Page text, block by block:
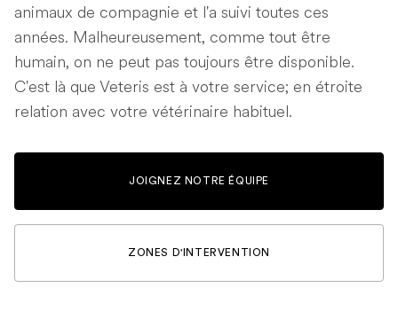
animaux de compagnie et l'a suivi toutes ces
années. Malheureusement, comme tout être
humain, on ne peut pas toujours être disponible.
C'est là que Veteris est à votre service; en étroite
relation avec votre vétérinaire habituel.
JOIGNEZ NOTRE ÉQUIPE
ZONES D'INTERVENTION